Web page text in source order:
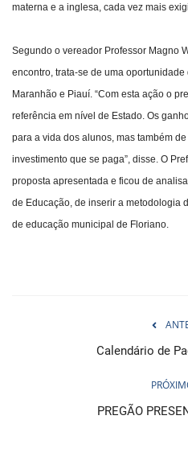
materna e a inglesa, cada vez mais
Segundo o vereador Professor Magno
encontro, trata-se de uma
Maranhão e Piauí. “Com esta ação o
referência em nível de Estado. Os
para a vida dos alunos, mas também
investimento que se paga”, disse. O
proposta apresentada e ficou de
de Educação, de inserir a metodologia
de educação municipal de Floriano.
Calendário de
PREGÃO